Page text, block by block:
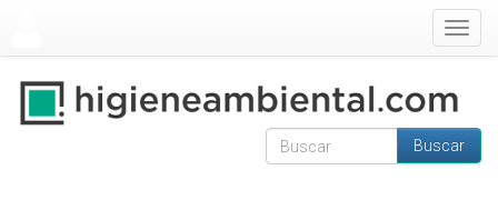
Formulario de
Buscar